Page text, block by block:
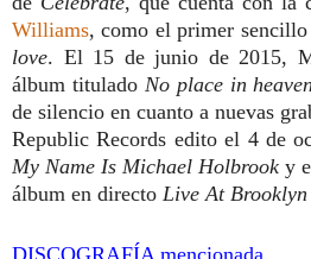
Williams, como el primer
love. El 15 de junio de 2015,
álbum titulado No place in heaven
de silencio en cuanto a nuevas
Republic Records edito el 4 de
My Name Is Michael Holbrook y
álbum en directo Live At Brooklyn
DISCOGRAFÍA mencionada,